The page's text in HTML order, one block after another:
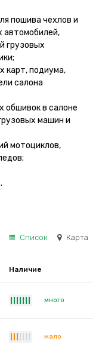
пошива чехлов и
автомобилей,
грузовых
карт, подиума,
салона
обшивок в салоне
машин и
мотоциклов,
Список Карта
Наличие
много
мало